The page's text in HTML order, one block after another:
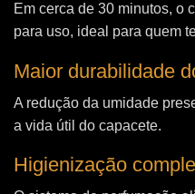
Em cerca de 30 minutos, o
para uso, ideal para quem
Maior durabilidade
A redução da umidade
a vida útil do capacete.
Higienização